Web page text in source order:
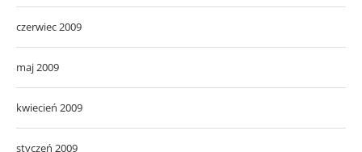
czerwiec 2009
maj 2009
kwiecień 2009
styczeń 2009